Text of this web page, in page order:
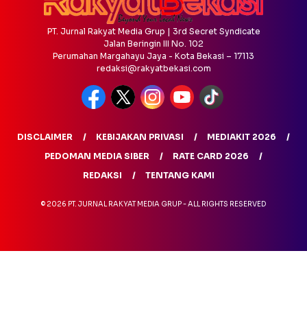
PT. Jurnal Rakyat Media Grup | 3rd Secret Syndicate
Jalan Beringin III No. 102
Perumahan Margahayu Jaya - Kota Bekasi – 17113
redaksi@rakyatbekasi.com
DISCLAIMER KEBIJAKAN PRIVASI
MEDIAKIT 2026
PEDOMAN MEDIA SIBER
RATE CARD 2026
REDAKSI
TENTANG KAMI
© 2026 PT. JURNAL RAKYAT MEDIA GRUP - ALL RIGHTS RESERVED